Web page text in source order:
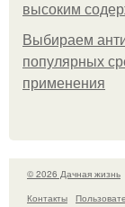
высоким
Выбираем
популярных
применения
© 2026 Дачная жизнь
Контакты